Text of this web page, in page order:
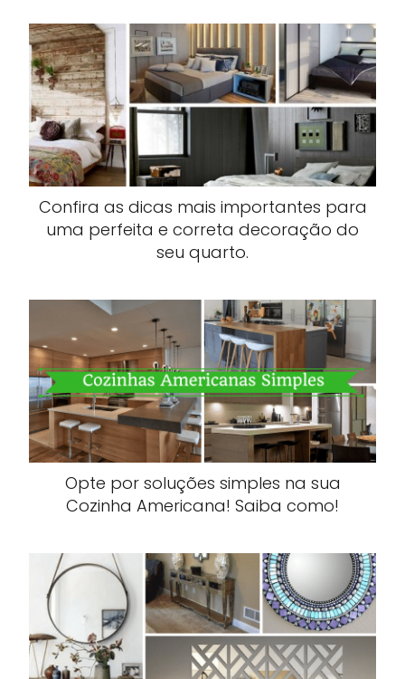
Confira as dicas mais importantes para
uma perfeita e correta decoração do
seu quarto.
Opte por soluções simples na sua
Cozinha Americana! Saiba como!